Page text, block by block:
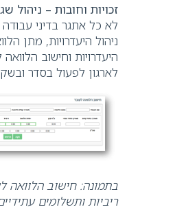
זכויות וחובות – ניהול
לא כל אתגר בדיני
ניהול היעדרויות, מתן
היעדרויות וחישוב
לארגון לפעול בסדר
בתמונה:חישוב הלוואה
ריביות ותשלומים